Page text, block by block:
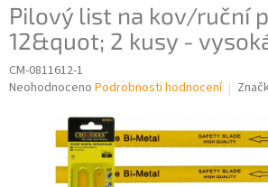
Pilový list na kov/ruční
12&quot; 2 kusy -
CM-0811612-1
Průměrné
Neohodnoceno Podrobnosti hodnocení